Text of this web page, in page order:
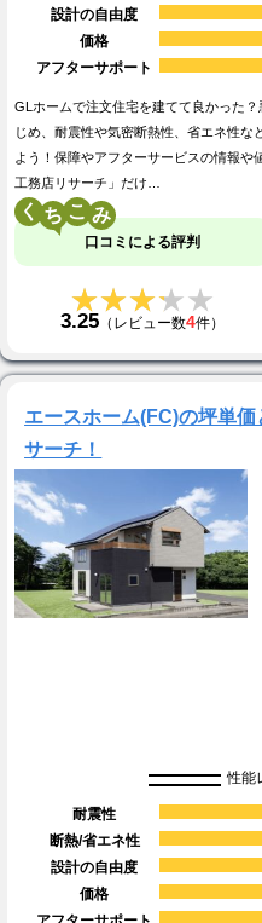
設計の自由度
価格
アフターサポート
GLホームで注文住宅を建てて良かった
じめ、耐震性や気密断熱性、省エネ性な
よう！保障やアフターサービスの情報
工務店リサーチ」だけ…
く こ
口コミによる評判
★★★★★
★★★★★
3.25 （レビュー数4件）
エースホーム(FC)の坪単
サーチ！
性能
耐震性
断熱/省エネ性
設計の自由度
価格